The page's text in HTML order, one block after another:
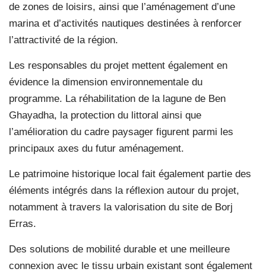
de zones de loisirs, ainsi que l’aménagement d’une
marina et d’activités nautiques destinées à renforcer
l’attractivité de la région.
Les responsables du projet mettent également en
évidence la dimension environnementale du
programme. La réhabilitation de la lagune de Ben
Ghayadha, la protection du littoral ainsi que
l’amélioration du cadre paysager figurent parmi les
principaux axes du futur aménagement.
Le patrimoine historique local fait également partie des
éléments intégrés dans la réflexion autour du projet,
notamment à travers la valorisation du site de Borj
Erras.
Des solutions de mobilité durable et une meilleure
connexion avec le tissu urbain existant sont également